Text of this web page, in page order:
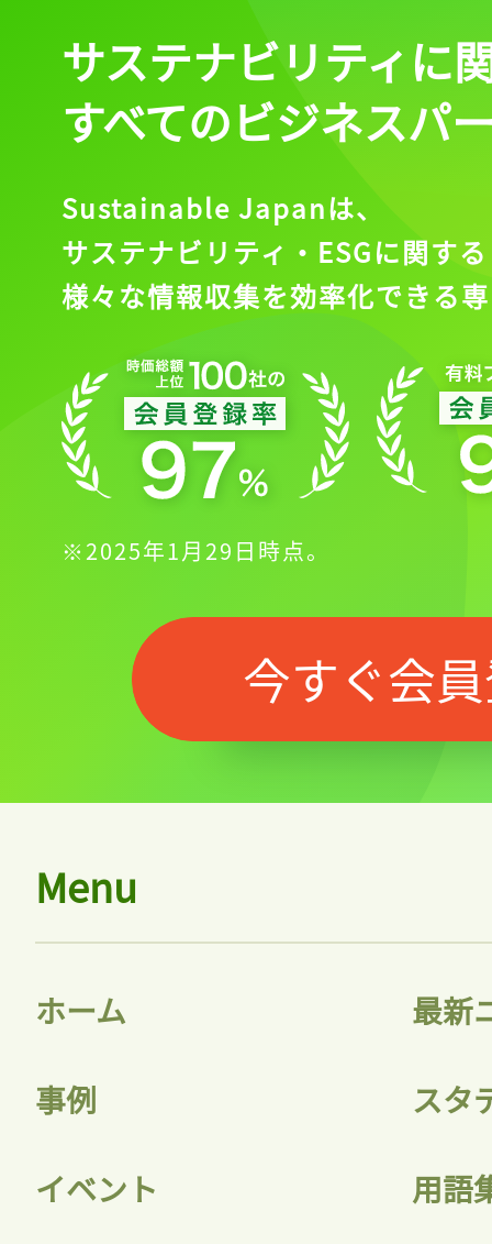
サステナビリティに
すべてのビジネスパ
Sustainable Japanは、
サステナビリティ・ESGに関する
様々な情報収集を効率化できる
※2025年1月29日時点。
今すぐ会
Menu
ホーム 最新
事例 スタ
イベント 用語